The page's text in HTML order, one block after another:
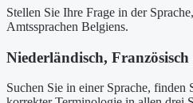
Stellen Sie Ihre Frage in der
Amtssprachen Belgiens.
Niederländisch,
Suchen Sie in einer Sprache, finden